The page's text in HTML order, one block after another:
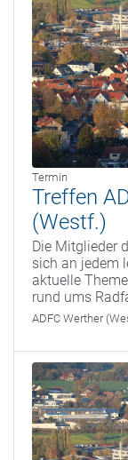
Termin
Treffen
(Westf.)
Die Mitglieder
sich an jedem
aktuelle
rund ums
ADFC Werther